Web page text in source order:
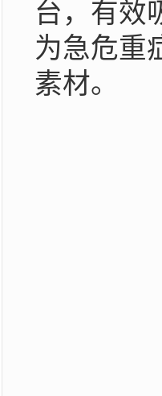
台，有效
为急危重
素材。